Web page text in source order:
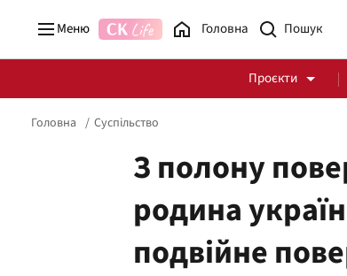
Меню Головна
Проєкти
Стоп Політичній Корупції Чесні закупівлі
Головна Суспільство
З полону
родина
подвійне